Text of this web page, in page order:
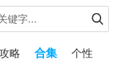
略 合集 个性